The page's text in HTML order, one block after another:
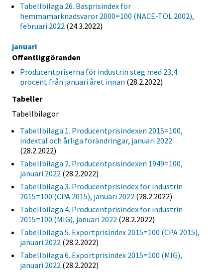
Tabellbilaga 26. Basprisindex för
hemmamarknadsvaror 2000=100 (NACE-TOL 2002),
februari 2022 (24.3.2022)
januari
Offentliggöranden
Producentpriserna för industrin steg med 23,4
procent från januari året innan (28.2.2022)
Tabeller
Tabellbilagor
Tabellbilaga 1. Producentprisindexen 2015=100,
indextal och årliga förändringar, januari 2022
(28.2.2022)
Tabellbilaga 2. Producentprisindexen 1949=100,
januari 2022 (28.2.2022)
Tabellbilaga 3. Producentprisindex för industrin
2015=100 (CPA 2015), januari 2022 (28.2.2022)
Tabellbilaga 4. Producentprisindex för industrin
2015=100 (MIG), januari 2022 (28.2.2022)
Tabellbilaga 5. Exportprisindex 2015=100 (CPA 2015),
januari 2022 (28.2.2022)
Tabellbilaga 6. Exportprisindex 2015=100 (MIG),
januari 2022 (28.2.2022)